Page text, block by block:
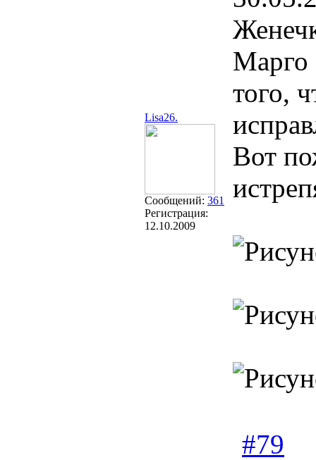
Lisa26.
Сообщений: 361
Регистрация:
12.10.2009
Марго
того,
Вот
#79